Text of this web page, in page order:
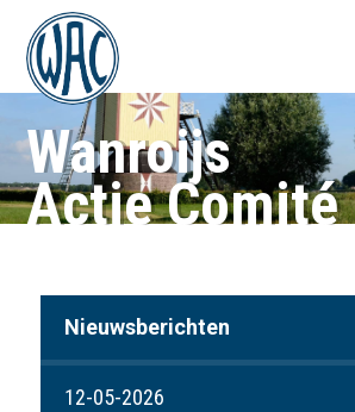
Wanroijs
Actie Comité
Nieuwsberichten
12-05-2026